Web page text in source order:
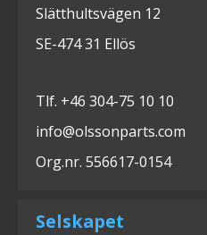
Slätthultsvägen 12
SE-474 31 Ellös
Tlf. +46 304-75 10 10
info@olssonparts.com
Org.nr. 556617-0154
Selskapet